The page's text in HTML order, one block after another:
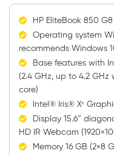
HP EliteBook 850 G8
Operating system
recommends Windows
Base features with
(2.4 GHz, up to 4.2 GHz
core)
Intel® Iris® Xᵉ
Display 15.6″
HD IR Webcam
Memory 16 GB (2×8